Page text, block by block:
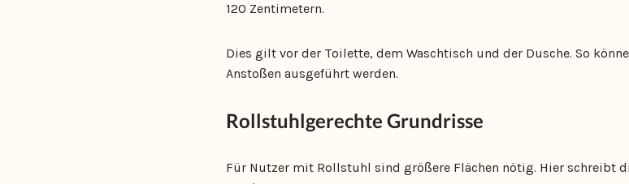
120 Zentimetern.
Dies gilt vor der Toilette, dem Waschtisch und der Dusche. So
Anstoßen ausgeführt werden.
Rollstuhlgerechte Grundrisse
Für Nutzer mit Rollstuhl sind größere Flächen nötig. Hier schreibt